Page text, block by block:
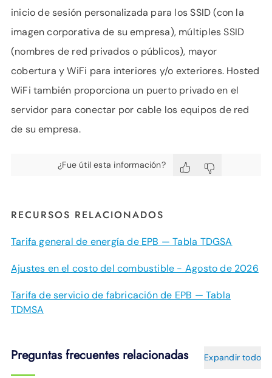
inicio de sesión personalizada para los SSID (con la
imagen corporativa de su empresa), múltiples SSID
(nombres de red privados o públicos), mayor
cobertura y WiFi para interiores y/o exteriores. Hosted
WiFi también proporciona un puerto privado en el
servidor para conectar por cable los equipos de red
de su empresa.
¿Fue útil esta información?
RECURSOS RELACIONADOS
Tarifa general de energía de EPB — Tabla TDGSA
Ajustes en el costo del combustible - Agosto de 2026
Tarifa de servicio de fabricación de EPB — Tabla
TDMSA
Preguntas frecuentes relacionadas Expandir todo